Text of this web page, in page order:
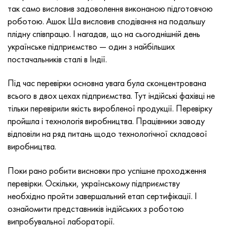
так само висловив задоволення виконаною підготовчою
роботою. Ашок Ша висловив сподівання на подальшу
плідну співпрацю. І нагадав, що на сьогоднішній день
українське підприємство — один з найбільших
постачальників сталі в Індії.
Під час перевірки основна увага була сконцентрована
всього в двох цехах підприємства. Тут індійські фахівці не
тільки перевірили якість виробленої продукції. Перевірку
пройшла і технологія виробництва. Працівники заводу
відповіли на ряд питань щодо технологічної складової
виробництва.
Поки рано робити висновки про успішне проходження
перевірки. Оскільки, українському підприємству
необхідно пройти завершальний етап сертифікації. І
ознайомити представників індійських з роботою
випробувальної лабораторії.
MP159
Multimet n155
Никрофер 5923 hMo
Никрофер 6030
Нитроник 40
Нитроник 50
Нитроник 75
Нимоник 80а
Стрічка, коло, дріт 56ДГНХ
Стрічка 68НХВКТЮ
труба 79НМ
Стрічка, коло, дріт 80НМ
80НМВ-ВІ
80НХС
Види прецизійних сплавів
термобіметалів
Лист, круг, дріт ХН73МБТЮ
Труба ХН70Ю
Труба ХН75МБТЮ
Лист, круг, дріт ХН75ТБЮ
Лист, круг, дріт ХН77ТЮ
труба ХН77ТЮР
Лист, круг, дріт ХН80ТБЮ
Лист, круг, дріт Н65М
ТЛ5
АТ-6
МС-6
14 титан
СП -17
1.4567 - aisi 304Cu
1.4570 - aisi303Cu
1.4574 - Alloy PH 15-7 Mo®
1.4580 - aisi 316Cb
1.4597 - aisi 204Cu
Сплав 28 - 1.4563
Сплав 254smo® - 1.4547
Сплав 926 - 1.4529
15Х16Н2АМ
18Х11МНФБ
18Х12ВМБФР
20Х12ВНМФ
20Х3МВФ
21НКМТ
40Х10С2М
40Х9С2
30Х, aisi 5130, 30h
30хгс, 30hgs
30ХГСА, 30hgsa
30хгсн2а, 30hgsna
30хн2ма, 30CrNiMo8
30хн3а, 31nicr14
35hgs, 35хгс
35hgsa, 35ХГСА